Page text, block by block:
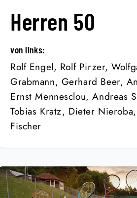
Herren 50
von links:
Rolf Engel, Rolf Pirzer,
Grabmann, Gerhard Beer,
Ernst Mennesclou, Andreas
Tobias Kratz, Dieter
Fischer